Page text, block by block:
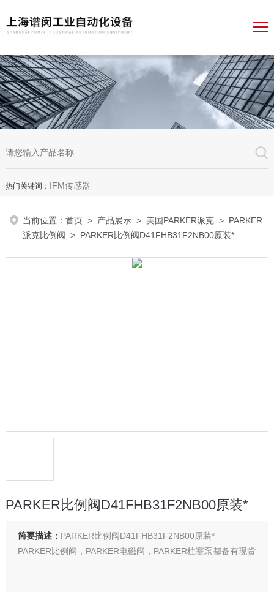
热门关键词： IFM传感器
当前位置：首页 > 产品展示 > 美国PARKER派克 > PARKER
派克比例阀 > PARKER比例阀D41FHB31F2NB00原装*
PARKER比例阀D41FHB31F2NB00原装*
简要描述： PARKER比例阀D41FHB31F2NB00原装*
PARKER比例阀，PARKER电磁阀，PARKER柱塞泵都备有现货